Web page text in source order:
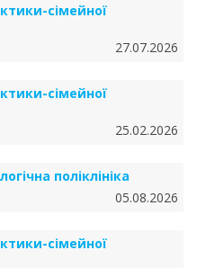
сімейної
27.07.2026
сімейної
25.02.2026
поліклініка
05.08.2026
сімейної